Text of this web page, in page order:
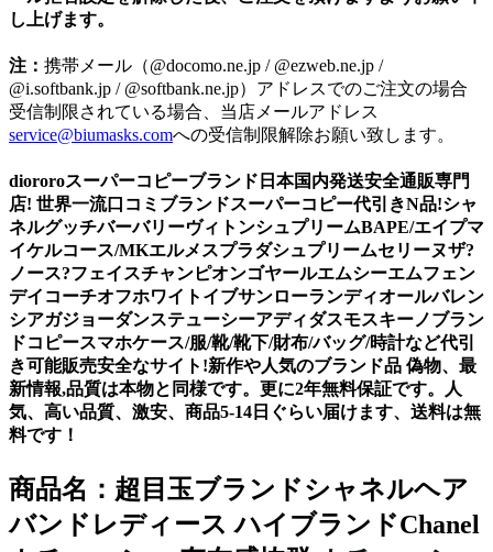
し上げます。
注： 携帯メール（@docomo.ne.jp / @ezweb.ne.jp /
@i.softbank.jp / @softbank.ne.jp）アドレスでのご注文の場合
受信制限されている場合、当店メールアドレス
service@biumasks.comへの受信制限解除お願い致します。
diororoスーパーコピーブランド日本国内発送安全通販専門
店! 世界一流口コミブランドスーパーコピー代引きN品!シャ
ネルグッチバーバリーヴィトンシュプリームBAPE/エイプマ
イケルコース/MKエルメスプラダシュプリームセリーヌザ?
ノース?フェイスチャンピオンゴヤールエムシーエムフェン
デイコーチオフホワイトイブサンローランディオールバレン
シアガジョーダンステューシーアディダスモスキーノブラン
ドコピースマホケース/服/靴/靴下/財布/バッグ/時計など代引
き可能販売安全なサイト!新作や人気のブランド品 偽物、最
新情報,品質は本物と同様です。更に2年無料保証です。人
気、高い品質、激安、商品5-14日ぐらい届けます、送料は無
料です！
商品名： 超目玉ブランドシャネルヘア
バンドレディース ハイブランドChanel